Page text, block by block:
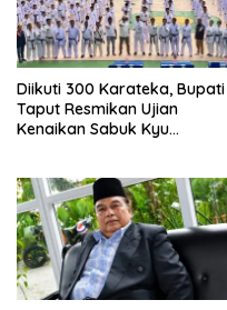
Diikuti 300 Karateka, Bupati
Taput Resmikan Ujian
Kenaikan Sabuk Kyu